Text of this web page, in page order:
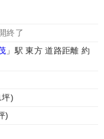
終了
」駅 東方 道路距離 約
)
)